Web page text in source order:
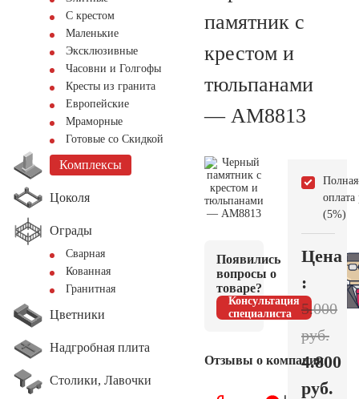
С крестом
Маленькие
Эксклюзивные
Часовни и Голгофы
Кресты из гранита
Европейские
Мраморные
Готовые со Скидкой
Комплексы
Цоколя
Ограды
Сварная
Кованная
Гранитная
Цветники
Надгробная плита
Столики, Лавочки
памятник с
крестом и
тюльпанами
— AM8813
Появились
вопросы о
товаре?
Консультация
специалиста
Отзывы о компании
Полная
оплата
(5%)
Цена
:
5.000
руб.
4.800
руб.